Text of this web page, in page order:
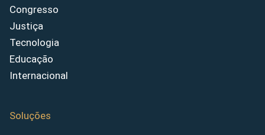
Congresso
Justiça
Tecnologia
Educação
Internacional
Soluções